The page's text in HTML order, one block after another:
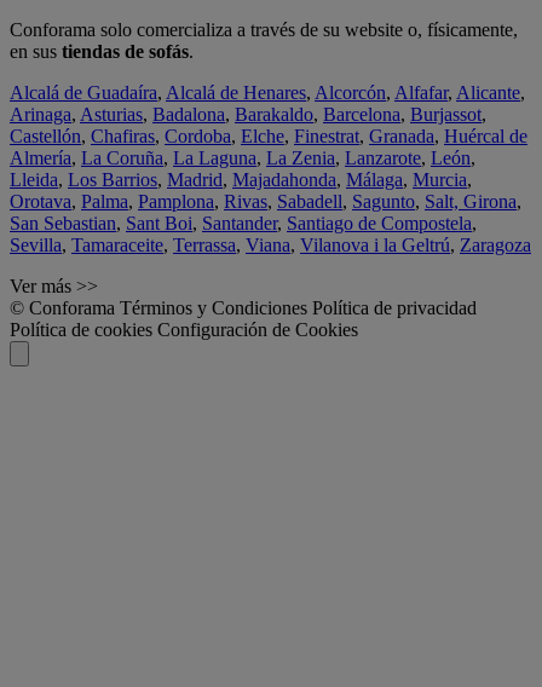
Conforama solo comercializa a través de su website o, físicamente,
en sus tiendas de sofás.
Alcalá de Guadaíra, Alcalá de Henares, Alcorcón, Alfafar, Alicante,
Arinaga, Asturias, Badalona, Barakaldo, Barcelona, Burjassot,
Castellón, Chafiras, Cordoba, Elche, Finestrat, Granada, Huércal de
Almería, La Coruña, La Laguna, La Zenia, Lanzarote, León,
Lleida, Los Barrios, Madrid, Majadahonda, Málaga, Murcia,
Orotava, Palma, Pamplona, Rivas, Sabadell, Sagunto, Salt, Girona,
San Sebastian, Sant Boi, Santander, Santiago de Compostela,
Sevilla, Tamaraceite, Terrassa, Viana, Vilanova i la Geltrú, Zaragoza
Ver más >>
© Conforama Términos y Condiciones Política de privacidad
Política de cookies Configuración de Cookies